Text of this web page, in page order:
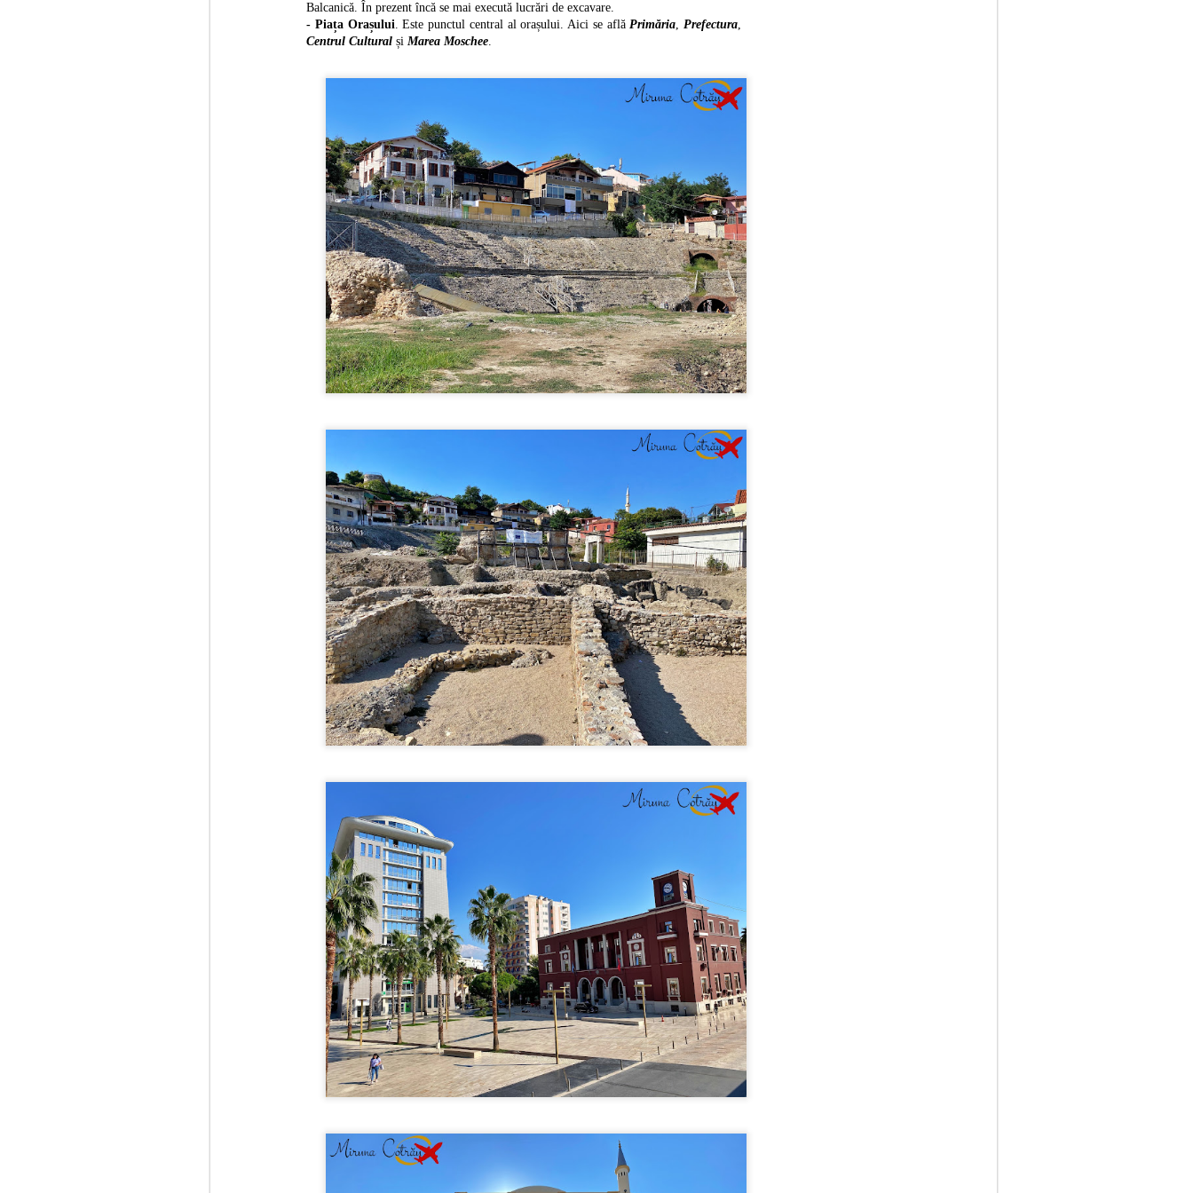
Balcanică. În prezent încă se mai execută lucrări de excavare.
- Piața Orașului . Este punctul central al orașului. Aici se află Primăria Prefectura
Centrul Cultural și Marea Moschee
21
Uzupis și Christiania sunt două cartiere din Vilnius (Lituania),
respectiv Copenhaga (Danemarca), care au un stil de viață diferit față
de cel cotidian. Ambele s-au declarat independente, deși independența lor nu
este recunoscută de nimeni, iar comunitatea lor este constituită din artiști, cu
viziuni politice, religioase și spirituale aparte.
Uzupis
Republica Uzupis se află în Vilnius, capitala Lituaniei și se traduce prin
"dincolo de râu", cu referire la râul Vilnia.
SEP
10
Heidelberg - unul dintre cele mai frumoase orase
europene
Heidelberg se află în landul Baden-Württemberg, la aproximativ 90 km. de
Frankfurt și 120 km. de Stuttgart. Heidelberg este unul dintre cele mai
frumoase din Germania și un important centru cultural și educațional, fiind
gazda Universității Ruprecht-Karls, cea mai veche universitate din
Germania.
În Heidelberg și-a petrecut cea mai mare parte a exilului și a decedat, la 15
7
Helsinki este capitala și cel mai mare oraș din Finlanda și totodată cea
mai nordică capitală din Uniunea Europeană. Orașul a fost fondat de
către Regele Gustavus Vasa din Suedia în 1550 și se numea Helsingfors. În
1809 orașul a fost cucerit de ruși, după ce i-au învins pe suedezi în
Războiului Finlandez, iar 1812, Helsinki a preluat titlul de capitală de la
Turku. În 1917, Finlanda și-a declarat independența, dar capitala a fost
ocupată de Armata Roșie în ianuarie 1918.
JUL
30
Muzeul Tehnic Sinsheim - cel mai interesant
muzeu din Germania
Sinsheim este un mic orășel situat pe Autostrada A6, la aproximativ 20 km. de
Heidelberg și 28 km. de Heilbronn, pe malurile râului Elsenz.
Muzeul are peste 3.000 de exponate situate pe o suprafață de 50,000 metri
JUL
15
Vacanta in Grecia (3): Halkidiki - Turul Bratului
Kassandra
Peninsula Halkidiki (Chalkidiki) aparține de regiunea Macedonia Centrală și
se află în partea de nord a Greciei. Este formată din 3 brațe care se întind în
Marea Egee: Kassandra, Sithonia și Athos.
Kassandra este brațul vestic și zona cea mai dezvoltată turistic, fiind plină de
stațiuni. Brațul are 55 km. lungime și începe de la Nea Moudania.
Stațiuni și plaje
Stațiunea Nea Moudania este prima staține a Brațului Kassandra și se află la o
distanță de doar 58 kilometri față de Salonic.
JUL
4
Capitale europene: Oslo (Norvegia)
Oslo este capitala și cel mai mare oraș al Norvegiei.
de Anslo. În 1624, orașul a fost distrus de un incendiu uriaș, dar a fost
reconstruit și redenumit Christiania, după numele împăratului Christian al IV-
lea. Abia în 1925, Oslo și-a căpătat numele actual, după ce și-a extins